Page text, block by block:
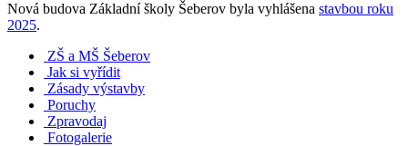
Nová budova Základní školy Šeberov byla vyhlášena stavbou roku
2025.
ZŠ a MŠ Šeberov
Jak si vyřídit
Zásady výstavby
Poruchy
Zpravodaj
Fotogalerie